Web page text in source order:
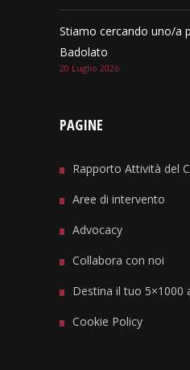
Stiamo cercando uno/a
Badolato
20 Luglio 2026
PAGINE
Rapporto Attività del
Aree di intervento
Advocacy
Collabora con noi
Destina il tuo 5×1000
Cookie Policy